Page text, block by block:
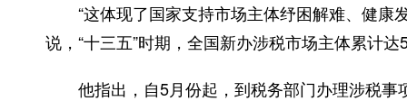
“这体现了国家支持市场主体纾困解难、健康
说，“十三五”时期，全国新办涉税市场主体累计
他指出，自5月份起，到税务部门办理涉税事